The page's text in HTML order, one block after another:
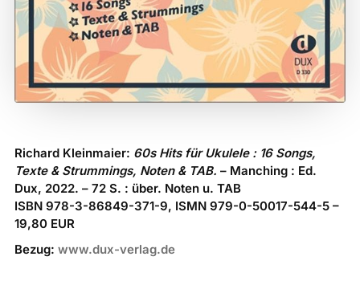
Richard Kleinmaier: 60s Hits für Ukulele : 16 Songs,
Texte & Strummings, Noten & TAB. – Manching : Ed.
Dux, 2022. – 72 S. : über. Noten u. TAB
ISBN 978-3-86849-371-9, ISMN 979-0-50017-544-5 –
19,80 EUR
Bezug: www.dux-verlag.de